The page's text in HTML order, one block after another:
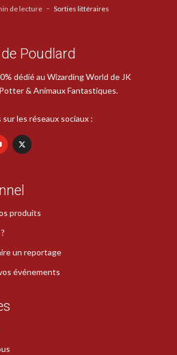
de lecture Sorties littéraires
Poudlard
dédié au Wizarding World de JK
& Animaux Fantastiques.
les réseaux sociaux :
produits
un reportage
événements